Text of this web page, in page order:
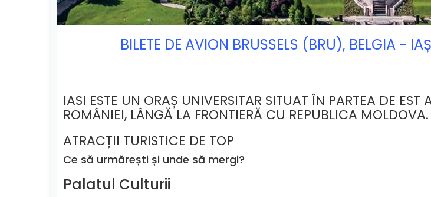
BILETE DE AVION BRUSSELS (BRU), BELGIA -
IASI ESTE UN ORAȘ UNIVERSITAR SITUAT ÎN PARTEA DE EST
ROMÂNIEI, LÂNGĂ LA FRONTIERĂ CU REPUBLICA MOLDOVA.
ATRACȚII TURISTICE DE TOP
Ce să urmărești și unde să mergi?
Palatul Culturii